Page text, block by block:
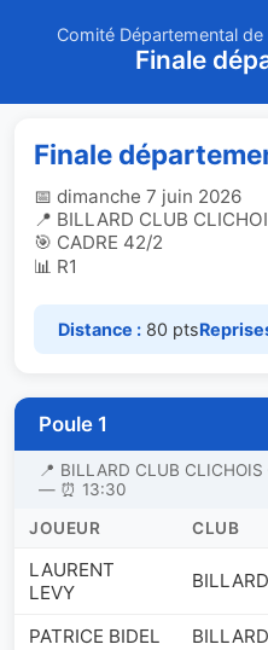
Comité Départemental
Finale
Finale
📅 dimanche 7 juin 2026
📍 BILLARD CLUB
🎯 CADRE 42/2
📊 R1
Distance : 80 pts
Poule 1
📍 BILLARD CLUB
— ⏰ 13:30
JOUEUR
CLUB
LAURENT
LEVY
PATRICE BIDEL